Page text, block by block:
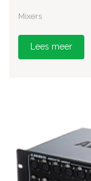
Mixers
Lees meer